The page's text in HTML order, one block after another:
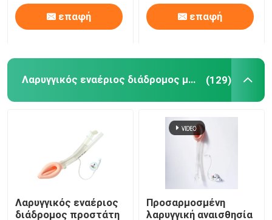
PPE προσωπικού προστατευτικού εξοπλισμού
Αναισθητικά
Κατατήρες OEM
επαφή επαφή
Λαρυγγικός εναέριος διάδρομος μασκών (129)
Λαρυγγικός εναέριος
διάδρομος προστάτη
Προσαρμοσμένη
λαρυγγική αναισθησία